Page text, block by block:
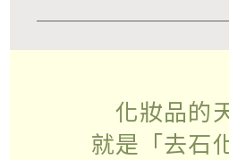
化妝品的
就是「去石